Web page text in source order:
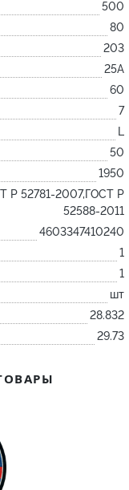
500
80
203
25А
60
7
L
50
1950
Р 52781-2007,ГОСТ Р
52588-2011
4603347410240
1
1
шт
28.832
29.73